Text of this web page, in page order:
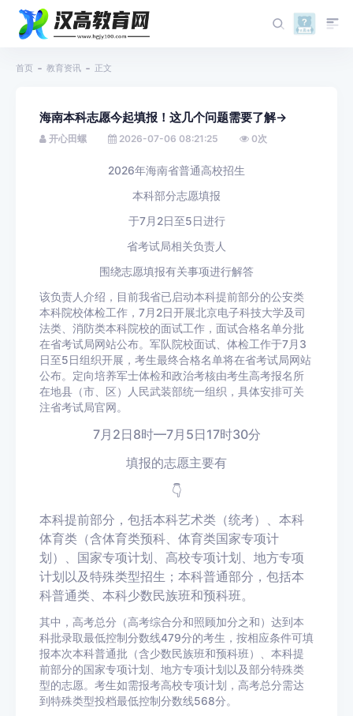
首页 教育资讯 正文
海南本科志愿今起填报！这几个问题需要了解→
开心田螺 2026-07-06 08:21:25 0次
2026年海南省普通高校招生
本科部分志愿填报
于7月2日至5日进行
省考试局相关负责人
围绕志愿填报有关事项进行解答
该负责人介绍，目前我省已启动本科提前部分的公安类
本科院校体检工作，7月2日开展北京电子科技大学及司
法类、消防类本科院校的面试工作，面试合格名单分批
在省考试局网站公布。军队院校面试、体检工作于7月3
日至5日组织开展，考生最终合格名单将在省考试局网站
公布。定向培养军士体检和政治考核由考生高考报名所
在地县（市、区）人民武装部统一组织，具体安排可关
注省考试局官网。
7月2日8时—7月5日17时30分
填报的志愿主要有
👇
本科提前部分，包括本科艺术类（统考）、本科
体育类（含体育类预科、体育类国家专项计
划）、国家专项计划、高校专项计划、地方专项
计划以及特殊类型招生；本科普通部分，包括本
科普通类、本科少数民族班和预科班。
其中，高考总分（高考综合分和照顾加分之和）达到本
科批录取最低控制分数线479分的考生，按相应条件可填
报本次本科普通批（含少数民族班和预科班）、本科提
前部分的国家专项计划、地方专项计划以及部分特殊类
型的志愿。考生如需报考高校专项计划，高考总分需达
到特殊类型投档最低控制分数线568分。